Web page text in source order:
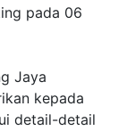
pada 06
Jaya
kepada
detail-detail